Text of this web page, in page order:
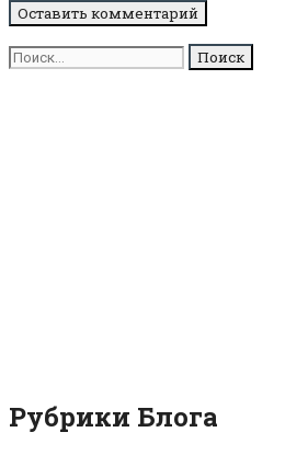
Поиск
для:
Рубрики Блога